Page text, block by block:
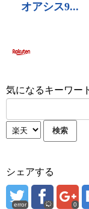
気になるキーワー
シェアする
error 0